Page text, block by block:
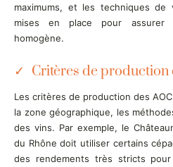
maximums, et les techniques de
mises en place pour assurer
homogène.
Critères de production
Les critères de production des
la zone géographique, les
des vins. Par exemple, le
du Rhône doit utiliser certains
des rendements très stricts